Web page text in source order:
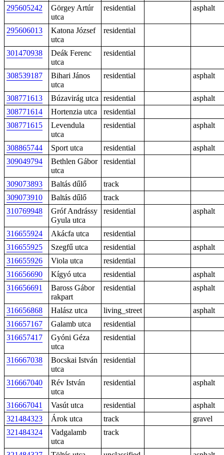
295605242
Görgey Artúr
utca
residential asphalt
295606013
Katona József
utca
residential
301470938
Deák Ferenc
utca
residential
308539187
Bihari János
utca
residential asphalt
308771613 Búzavirág utca residential
asphalt
308771614
Hortenzia utca
residential
308771615
Levendula
utca
residential asphalt
308865744 Sport utca residential
asphalt
309049794
Bethlen Gábor
utca
residential
309073893 Baltás dűlő
track
309073910
Baltás dűlő
track
310769948
Gróf Andrássy
Gyula utca
residential asphalt
316655924 Akácfa utca
residential
316655925
Szegfű utca residential
asphalt
316655926
Viola utca
residential
316656690
Kígyó utca residential
asphalt
316656691
Baross Gábor
rakpart
residential asphalt
316656868 Halász utca living_street
asphalt
316657167
Galamb utca
residential
316657417
Gyóni Géza
utca
residential
316667038
Bocskai István
utca
residential
316667040
Rév István
utca
residential asphalt
316667041 Vasút utca residential
asphalt
321484323
Árok utca track
gravel
321484324
Vadgalamb
utca
track